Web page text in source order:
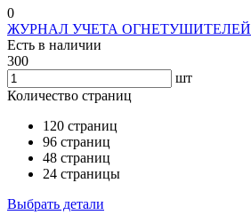
0
ЖУРНАЛ УЧЕТА ОГНЕТУШИТЕЛЕЙ
Есть в наличии
300
шт
Количество страниц
120 страниц
96 страниц
48 страниц
24 страницы
Выбрать детали